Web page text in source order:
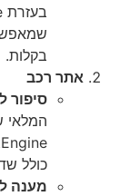
בקלות.
אתר רכב
סיפור
המלאי
כולל
מענה